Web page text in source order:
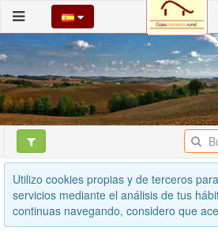
Utilizo cookies propias y de terceros
servicios mediante el análisis de tus
continuas navegando, considero que